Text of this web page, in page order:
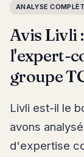
ANALYSE
Avis Livli
l'expert-
groupe
Livli est-il le
avons
d'expertise